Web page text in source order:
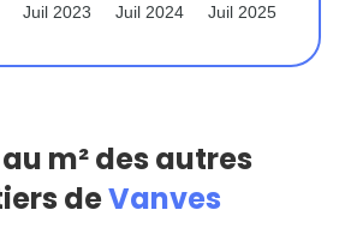
Juil 2023 Juil 2024 Juil 2025
m² des autres
deVanves